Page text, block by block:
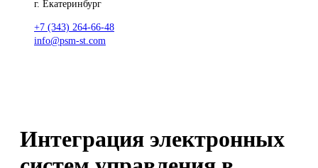
г. Екатеринбург
+7 (343) 264-66-48
info@psm-st.com
Интеграция электронных